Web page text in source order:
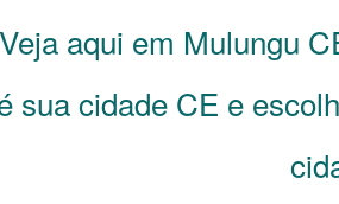
aqui em Mulungu
sua cidade CE e